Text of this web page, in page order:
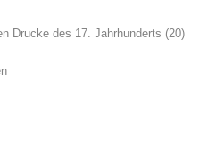
Drucke des 17. Jahrhunderts (20)